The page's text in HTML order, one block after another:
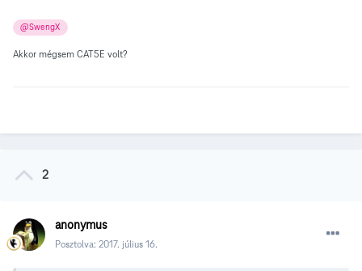
@SwengX
Akkor mégsem CAT5E volt?
2
anonymus
Posztolva: 2017. július 16.